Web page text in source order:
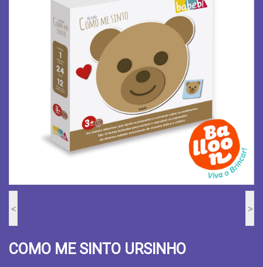
< >
COMO ME SINTO URSINHO